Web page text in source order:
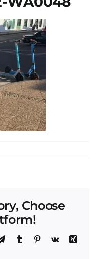
Choose
TelegramTumblrPinterest
Vk
Xing